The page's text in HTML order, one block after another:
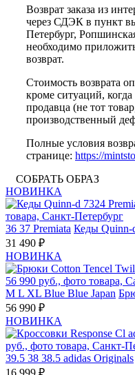
Возврат заказа из
через СДЭК в пункт
Петербург,
необходимо
возврат.
Стоимость возврата
кроме ситуаций,
продавца (не тот
производственный
Полные условия
странице: https://
СОБРАТЬ ОБРАЗ
НОВИНКА
36 37 Premiata Кеды Quinn-
31 490 ₽
НОВИНКА
M L XL Blue Blue Japan
56 990 ₽
НОВИНКА
39.5 38 38.5 adidas Originals